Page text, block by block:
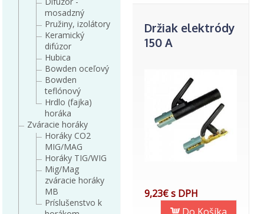
mosadzný
Pružiny, izolátory
Keramický
difúzor
Hubica
Bowden oceľový
Bowden
teflónový
Hrdlo (fajka)
horáka
Zváracie horáky
Horáky CO2
MIG/MAG
Horáky TIG/WIG
Mig/Mag
zváracie horáky
MB
Príslušenstvo k
Držiak elektródy
150 A
9,23€ s DPH